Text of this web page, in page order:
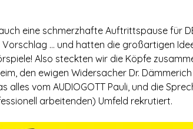
eine schmerzhafte Auftrittspause für
… und hatten die großartigen
Also steckten wir die Köpfe
den ewigen Widersacher Dr.
vom AUDIOGOTT Pauli, und die
arbeitenden) Umfeld rekrutiert.